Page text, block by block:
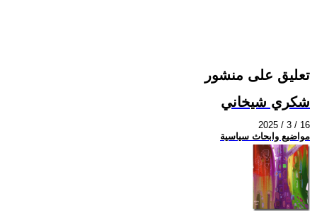
تعليق على منشور
شكري شيخاني
2025 / 3 / 16
مواضيع وابحاث سياسية